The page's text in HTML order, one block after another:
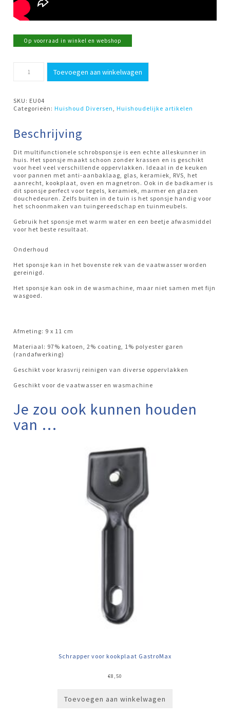
Op voorraad in winkel en webshop
Euroscrubby
Toevoegen aan winkelwagen
SKU: EU04
Categorieën:Huishoud Diversen ,Huishoudelijke artikelen
Beschrijving
Dit multifunctionele schrobsponsje is een echte alleskunner in
huis. Het sponsje maakt schoon zonder krassen en is geschikt
voor heel veel verschillende oppervlakken. Ideaal in de keuken
voor pannen met anti-aanbaklaag, glas, keramiek, RVS, het
aanrecht, kookplaat, oven en magnetron. Ook in de badkamer is
dit sponsje perfect voor tegels, keramiek, marmer en glazen
douchedeuren. Zelfs buiten in de tuin is het sponsje handig voor
het schoonmaken van tuingereedschap en tuinmeubels.
Gebruik het sponsje met warm water en een beetje afwasmiddel
voor het beste resultaat.
Onderhoud
Het sponsje kan in het bovenste rek van de vaatwasser worden
gereinigd.
Het sponsje kan ook in de wasmachine, maar niet samen met fijn
wasgoed.
Afmeting: 9 x 11 cm
Materiaal: 97% katoen, 2% coating, 1% polyester garen
(randafwerking)
Geschikt voor krasvrij reinigen van diverse oppervlakken
Geschikt voor de vaatwasser en wasmachine
Je zou ook kunnen houden
van …
Schrapper voor kookplaat GastroMax
€8,50
Toevoegen aan winkelwagen